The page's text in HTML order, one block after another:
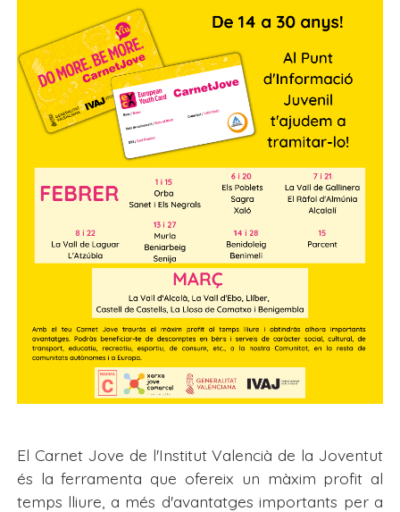
El Carnet Jove de l'Institut Valencià de la Joventut
és la ferramenta que ofereix un màxim profit al
temps lliure, a més d'avantatges importants per a